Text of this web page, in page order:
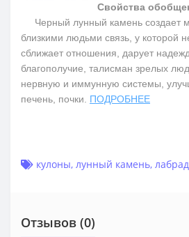
Свойства
Черный лунный камень создает
близкими людьми связь, у которой
сближает отношения, дарует
благополучие, талисман зрелых
нервную и иммунную системы,
печень, почки. ПОДРОБНЕЕ
кулоны, лунный камень,
Отзывов (0)